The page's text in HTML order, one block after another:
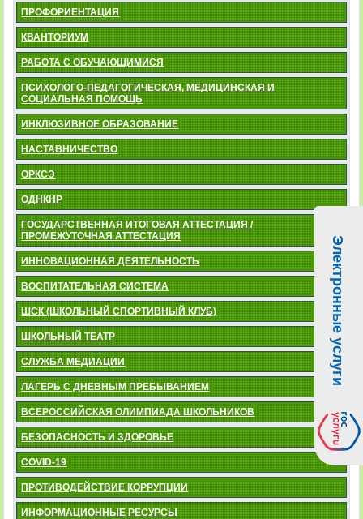
ПРОФОРИЕНТАЦИЯ
КВАНТОРИУМ
РАБОТА С ОБУЧАЮЩИМИСЯ
ПСИХОЛОГО-ПЕДАГОГИЧЕСКАЯ, МЕДИЦИНСКАЯ И
СОЦИАЛЬНАЯ ПОМОЩЬ
ИНКЛЮЗИВНОЕ ОБРАЗОВАНИЕ
НАСТАВНИЧЕСТВО
ОРКСЭ
ОДНКНР
ГОСУДАРСТВЕННАЯ ИТОГОВАЯ АТТЕСТАЦИЯ /
ПРОМЕЖУТОЧНАЯ АТТЕСТАЦИЯ
ИННОВАЦИОННАЯ ДЕЯТЕЛЬНОСТЬ
ВОСПИТАТЕЛЬНАЯ СИСТЕМА
ШСК (ШКОЛЬНЫЙ СПОРТИВНЫЙ КЛУБ)
ШКОЛЬНЫЙ ТЕАТР
СЛУЖБА МЕДИАЦИИ
ЛАГЕРЬ С ДНЕВНЫМ ПРЕБЫВАНИЕМ
ВСЕРОССИЙСКАЯ ОЛИМПИАДА ШКОЛЬНИКОВ
БЕЗОПАСНОСТЬ И ЗДОРОВЬЕ
COVID-19
ПРОТИВОДЕЙСТВИЕ КОРРУПЦИИ
ИНФОРМАЦИОННЫЕ РЕСУРСЫ
Электронные услуги